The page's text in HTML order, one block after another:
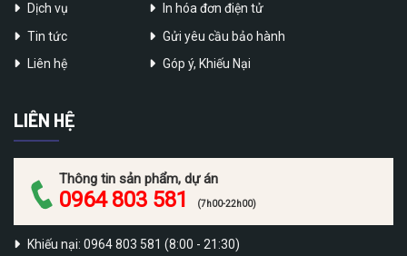
Dịch vụ
Tin tức
Liên hệ
In hóa đơn điện tử
Gửi yêu cầu bảo hành
Góp ý, Khiếu Nại
LIÊN HỆ
Thông tin sản phẩm, dự án
0964 803 581 (7h00-22h00)
Khiếu nại: 0964 803 581 (8:00 - 21:30)